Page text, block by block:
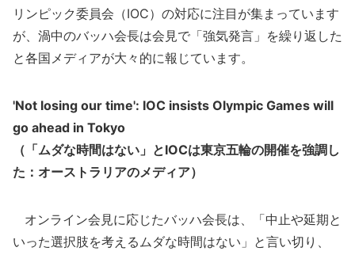
リンピック委員会（IOC）の対応に注目が集まっています
が、渦中のバッハ会長は会見で「強気発言」を繰り返した
と各国メディアが大々的に報じています。
'Not losing our time': IOC insists Olympic Games will
go ahead in Tokyo
（「ムダな時間はない」とIOCは東京五輪の開催を強調し
た：オーストラリアのメディア）
オンライン会見に応じたバッハ会長は、「中止や延期と
いった選択肢を考えるムダな時間はない」と言い切り、